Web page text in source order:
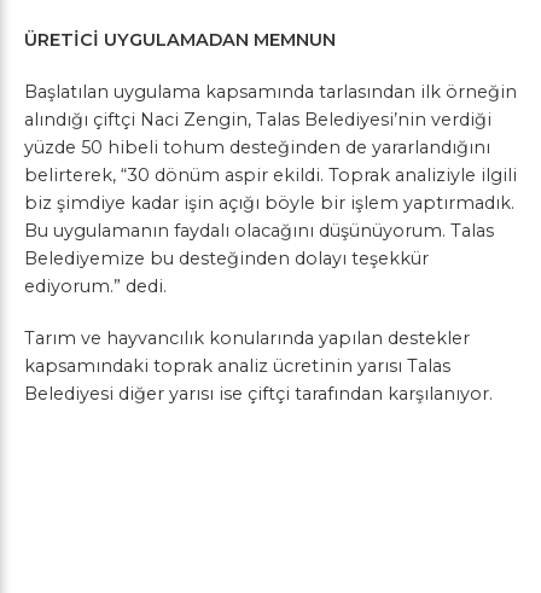
ÜRETİCİ UYGULAMADAN MEMNUN
Başlatılan uygulama kapsamında tarlasından ilk örneğin
alındığı çiftçi Naci Zengin, Talas Belediyesi’nin verdiği
yüzde 50 hibeli tohum desteğinden de yararlandığını
belirterek, “30 dönüm aspir ekildi. Toprak analiziyle ilgili
biz şimdiye kadar işin açığı böyle bir işlem yaptırmadık.
Bu uygulamanın faydalı olacağını düşünüyorum. Talas
Belediyemize bu desteğinden dolayı teşekkür
ediyorum.” dedi.
Tarım ve hayvancılık konularında yapılan destekler
kapsamındaki toprak analiz ücretinin yarısı Talas
Belediyesi diğer yarısı ise çiftçi tarafından karşılanıyor.